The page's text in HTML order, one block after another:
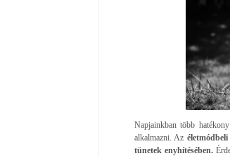
Napjainkban több
alkalmazni. Az
tünetek enyhítésében.